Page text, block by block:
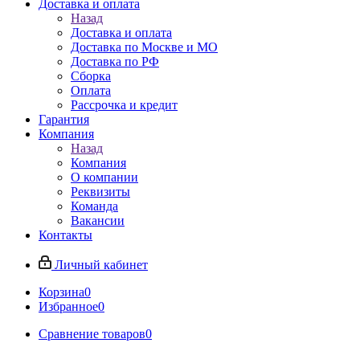
Доставка и оплата
Назад
Доставка и оплата
Доставка по Москве и МО
Доставка по РФ
Сборка
Оплата
Рассрочка и кредит
Гарантия
Компания
Назад
Компания
О компании
Реквизиты
Команда
Вакансии
Контакты
Личный кабинет
Корзина0
Избранное0
Сравнение товаров0